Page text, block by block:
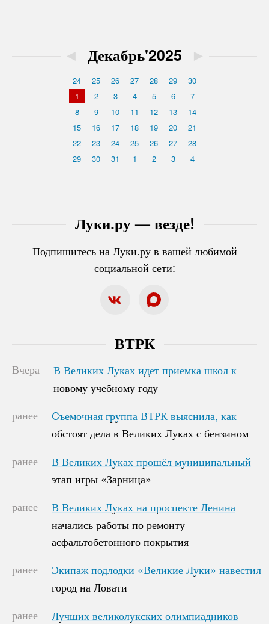
Луки.ру — везде!
Подпишитесь на Луки.ру в вашей любимой
социальной сети:
◄ Декабрь'2025 ►
24 25 26 27 28 29
30
1
2 3 4 5 6
7
8
9 10 11 12 13
14
15
16 17 18 19 20
21
22
23 24 25 26 27
28
29
30 31 1 2 3 4
ВТРК
Вчера
В Великих Луках идет приемка школ к
новому учебному году
В Великих Луках идет приемка школ к
новому учебному году
ранее
Cъемочная группа ВТРК выяснила, как
обстоят дела в Великих Луках с бензином
Cъемочная группа ВТРК выяснила, как
обстоят дела в Великих Луках с бензином
ранее
В Великих Луках прошёл муниципальный
этап игры «Зарница»
В Великих Луках прошёл муниципальный
этап игры «Зарница»
ранее
В Великих Луках на проспекте Ленина
начались работы по ремонту
асфальтобетонного покрытия
В Великих Луках на проспекте Ленина
начались работы по ремонту
асфальтобетонного покрытия
ранее
Экипаж подлодки «Великие Луки» навестил
город на Ловати
Экипаж подлодки «Великие Луки» навестил
город на Ловати
ранее
Лучших великолукских олимпиадников
Лучших великолукских олимпиадников